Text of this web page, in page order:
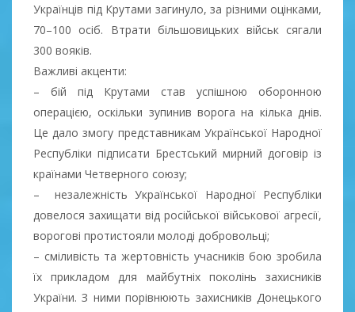
Українців під Крутами загинуло, за різними оцінками,
70–100 осіб. Втрати бiльшовицьких вiйськ сягали
300 воякiв.
Важливі акценти:
– бій під Крутами став успішною оборонною
операцією, оскільки зупинив ворога на кілька днів.
Це дало змогу представникам Української Народної
Республіки підписати Брестський мирний договір із
країнами Четверного союзу;
– незалежність Української Народної Республіки
довелося захищати від російської військової агресії,
ворогові протистояли молоді добровольці;
– сміливість та жертовність учасників бою зробила
їх прикладом для майбутніх поколінь захисників
України. З ними порівнюють захисників Донецького